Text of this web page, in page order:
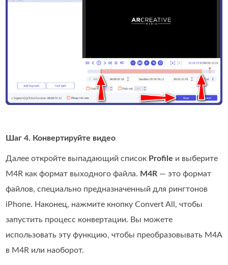
Шаг 4. Конвертируйте видео
Далее откройте выпадающий список Profile и выберите
M4R как формат выходного файла. M4R — это формат
файлов, специально предназначенный для рингтонов
iPhone. Наконец, нажмите кнопку Convert All, чтобы
запустить процесс конвертации. Вы можете
использовать эту функцию, чтобы преобразовывать M4A
в M4R или наоборот.